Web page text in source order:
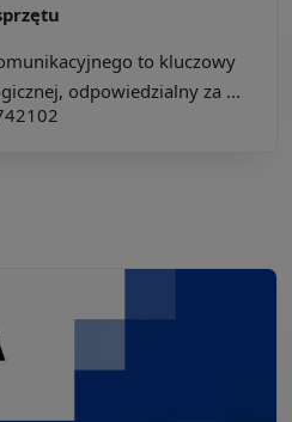
to kluczowy
odpowiedzialny za ...